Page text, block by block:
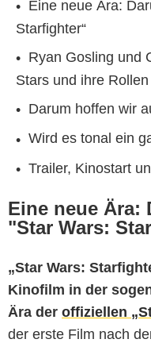
Eine neue Ära:
Starfighter“
Ryan Gosling und
Stars und ihre Rollen
Darum hoffen wir
Wird es tonal ein
Trailer, Kinostart
Eine neue Ära:
"Star Wars:
„Star Wars:
Kinofilm in der
Ära der offiziellen
der erste Film nach